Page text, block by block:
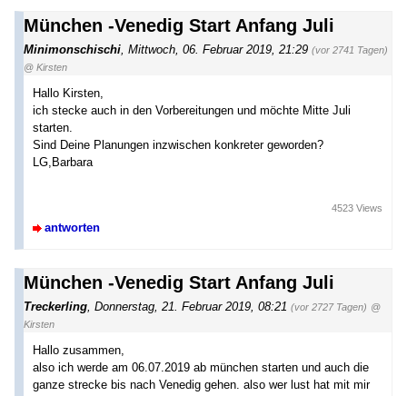
München -Venedig Start Anfang Juli
Minimonschischi Mittwoch, 06. Februar 2019, 21:29 (vor 2741 Tagen)
@ Kirsten
Hallo Kirsten,
ich stecke auch in den Vorbereitungen und möchte Mitte Juli
starten.
Sind Deine Planungen inzwischen konkreter geworden?
LG,Barbara
antworten
4523 Views
München -Venedig Start Anfang Juli
Treckerling Donnerstag, 21. Februar 2019, 08:21 (vor 2727 Tagen) @
Kirsten
Hallo zusammen,
also ich werde am 06.07.2019 ab münchen starten und auch die
ganze strecke bis nach Venedig gehen. also wer lust hat mit mir